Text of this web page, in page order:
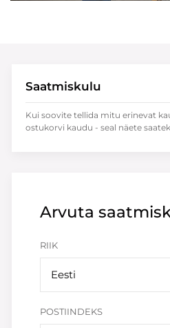
Arvuta
RIIK
Eesti
POSTIINDEKS
Saatmiskulu
Kui soovite tellida mitu erinevat
ostukorvi kaudu - seal näete